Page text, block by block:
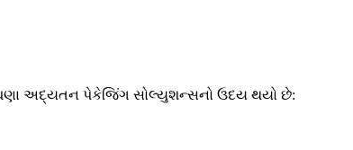
અદ્યતન પેકેજિંગ સોલ્યુશન્સનો ઉદય થયો છે: